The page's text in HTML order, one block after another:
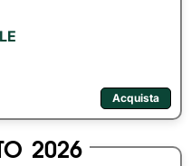
Acquista
2026